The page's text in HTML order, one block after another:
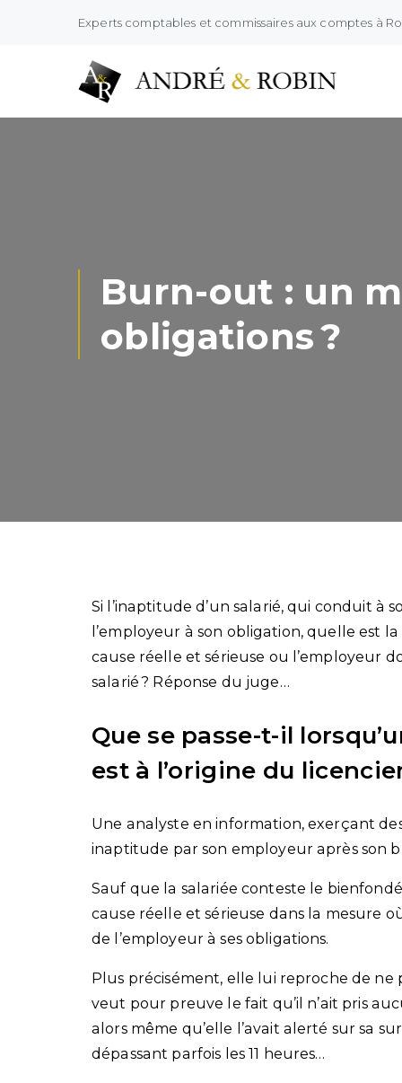
Experts comptables et commissaires aux comptes à
Burn-out : un
obligations ?
Si l’inaptitude d’un salarié, qui conduit à
l’employeur à son obligation, quelle est
cause réelle et sérieuse ou l’employeur
salarié ? Réponse du juge…
Que se passe-t-il
est à l’origine du
Une analyste en information, exerçant
inaptitude par son employeur après son
Sauf que la salariée conteste le
cause réelle et sérieuse dans la mesure
de l’employeur à ses obligations.
Plus précisément, elle lui reproche de ne
veut pour preuve le fait qu’il n’ait pris
alors même qu’elle l’avait alerté sur sa
dépassant parfois les 11 heures…